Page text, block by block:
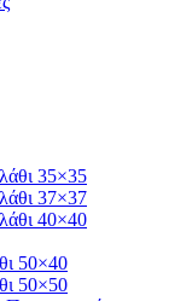
35×35
37×37
40×40
50×40
50×50